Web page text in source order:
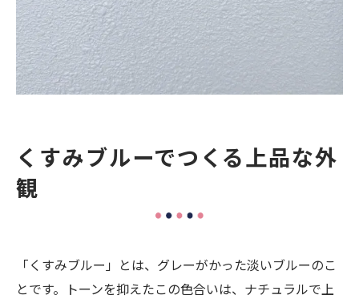
マット仕上げ vs 光沢、仕上げで変わる印象
まとめ
くすみブルーでつくる上品な外
観
「くすみブルー」とは、グレーがかった淡いブルーのこ
とです。トーンを抑えたこの色合いは、ナチュラルで上